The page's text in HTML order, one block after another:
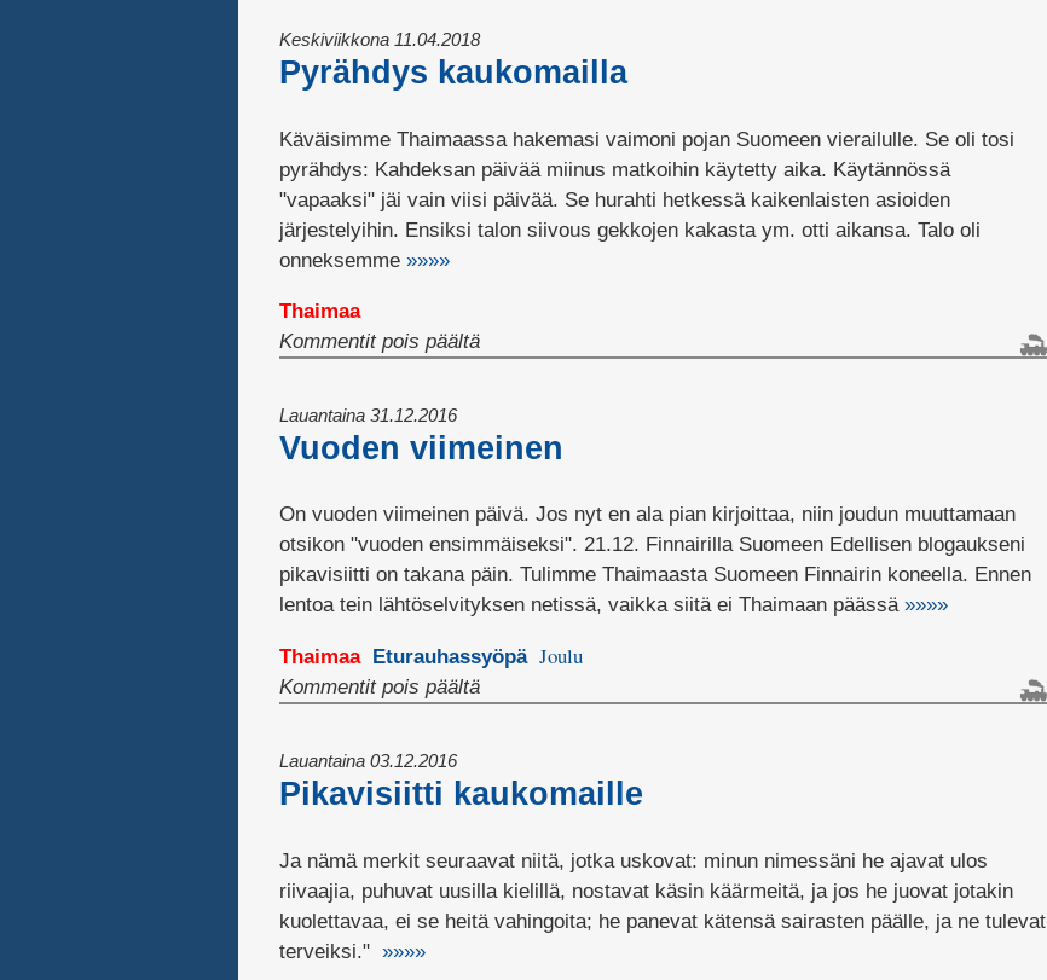
lopettaa?
Keskiviikkona 11.04.2018
Pyrähdys kaukomailla
Käväisimme Thaimaassa hakemasi vaimoni pojan Suomeen vierailulle. Se oli tosi
pyrähdys: Kahdeksan päivää miinus matkoihin käytetty aika. Käytännössä
"vapaaksi" jäi vain viisi päivää. Se hurahti hetkessä kaikenlaisten asioiden
järjestelyihin. Ensiksi talon siivous gekkojen kakasta ym. otti aikansa. Talo oli
onneksemme»»»»
Thaimaa
Kommentit pois päältäartikkelissa
Lauantaina 31.12.2016
Vuoden viimeinen
On vuoden viimeinen päivä. Jos nyt en ala pian kirjoittaa, niin joudun muuttamaan
otsikon "vuoden ensimmäiseksi". 21.12. Finnairilla Suomeen Edellisen blogaukseni
pikavisiitti on takana päin. Tulimme Thaimaasta Suomeen Finnairin koneella. Ennen
lentoa tein lähtöselvityksen netissä, vaikka siitä ei Thaimaan päässä»»»»
Thaimaa Eturauhassyöpä Joulu
Kommentit pois päältäartikkelissa
Lauantaina 03.12.2016
Pikavisiitti kaukomaille
Ja nämä merkit seuraavat niitä, jotka uskovat: minun nimessäni he ajavat ulos
riivaajia, puhuvat uusilla kielillä, nostavat käsin käärmeitä, ja jos he juovat jotakin
kuolettavaa, ei se heitä vahingoita; he panevat kätensä sairasten päälle, ja ne tulevat
terveiksi." »»»»